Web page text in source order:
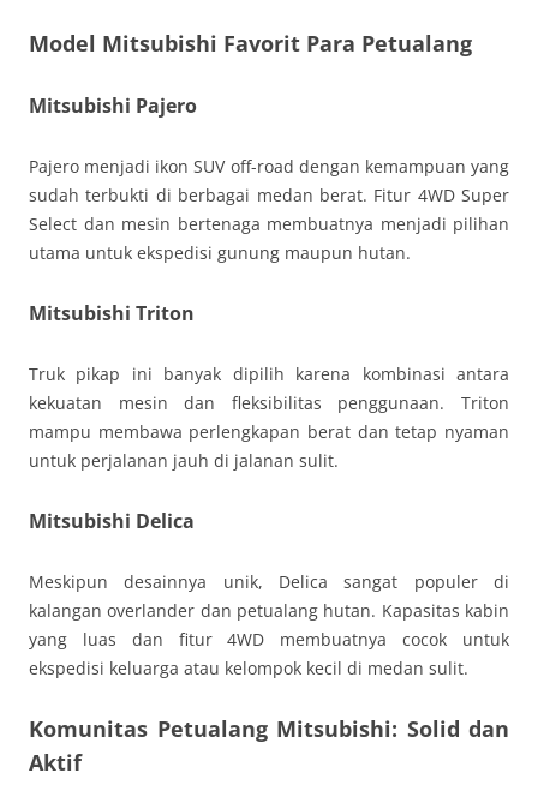
Model Mitsubishi Favorit Para Petualang
Mitsubishi Pajero
Pajero menjadi ikon SUV off-road dengan kemampuan yang
sudah terbukti di berbagai medan berat. Fitur 4WD Super
Select dan mesin bertenaga membuatnya menjadi pilihan
utama untuk ekspedisi gunung maupun hutan.
Mitsubishi Triton
Truk pikap ini banyak dipilih karena kombinasi antara
kekuatan mesin dan fleksibilitas penggunaan. Triton
mampu membawa perlengkapan berat dan tetap nyaman
untuk perjalanan jauh di jalanan sulit.
Mitsubishi Delica
Meskipun desainnya unik, Delica sangat populer di
kalangan overlander dan petualang hutan. Kapasitas kabin
yang luas dan fitur 4WD membuatnya cocok untuk
ekspedisi keluarga atau kelompok kecil di medan sulit.
Komunitas Petualang Mitsubishi: Solid dan
Aktif